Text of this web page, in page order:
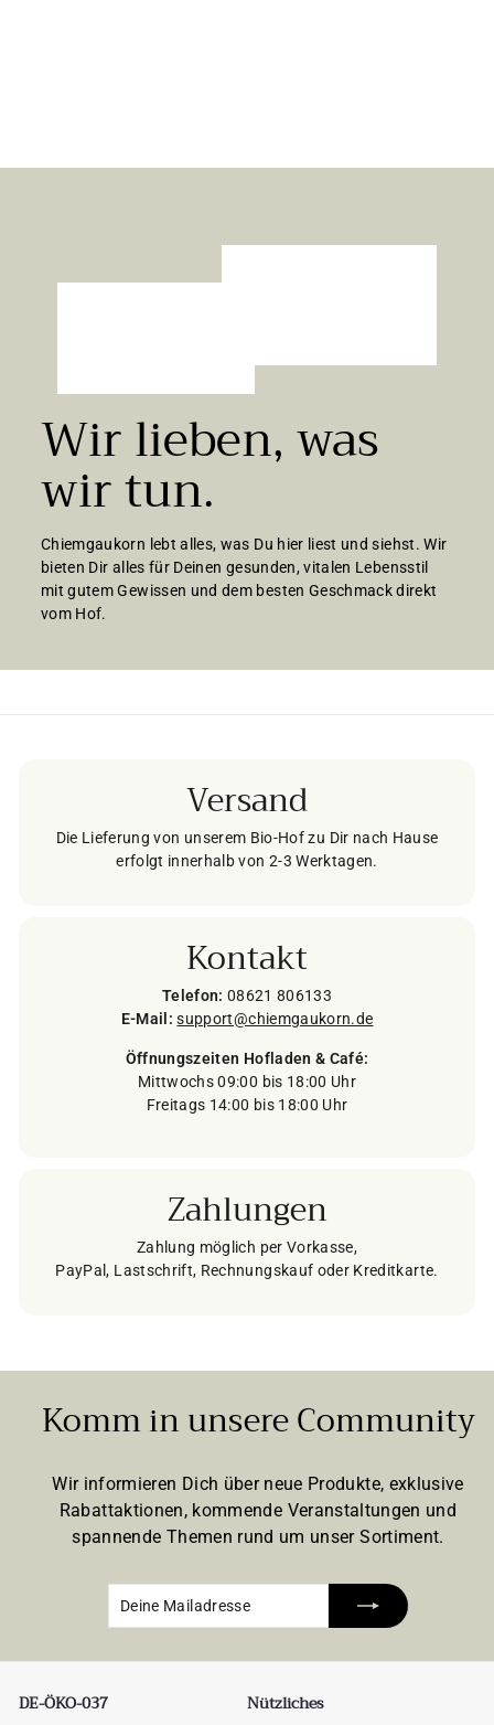
9
Wir lieben, was
wir tun.
Chiemgaukorn lebt alles, was Du hier liest und siehst. Wir
bieten Dir alles für Deinen gesunden, vitalen Lebensstil
mit gutem Gewissen und dem besten Geschmack direkt
vom Hof.
Versand
Die Lieferung von unserem Bio-Hof zu Dir nach Hause
erfolgt innerhalb von 2-3 Werktagen.
Kontakt
Telefon: 08621 806133
E-Mail: support@chiemgaukorn.de
Öffnungszeiten Hofladen & Café:
Mittwochs 09:00 bis 18:00 Uhr
Freitags 14:00 bis 18:00 Uhr
Zahlungen
Zahlung möglich per Vorkasse,
PayPal, Lastschrift, Rechnungskauf oder Kreditkarte.
Komm in unsere Community
Wir informieren Dich über neue Produkte, exklusive
Rabattaktionen, kommende Veranstaltungen und
spannende Themen rund um unser Sortiment.
DE-ÖKO-037 Nützliches